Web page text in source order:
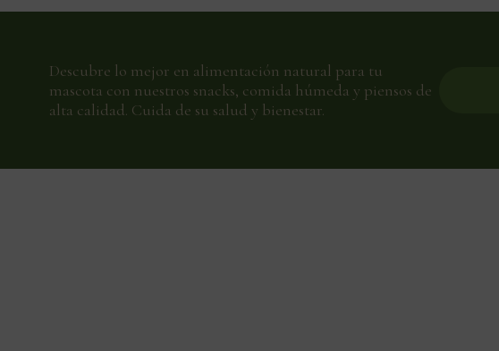
Descubre lo mejor en alimentación natural para tu
mascota con nuestros snacks, comida húmeda y piensos de
alta calidad. Cuida de su salud y bienestar.